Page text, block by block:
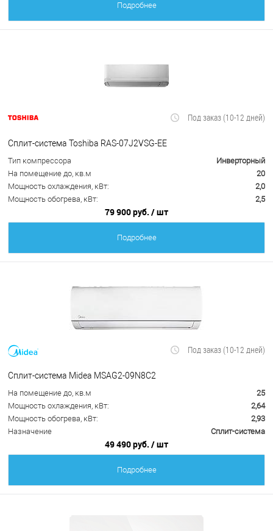
Подробнее
Под заказ (10-12 дней)
Сплит-система Toshiba RAS-07J2VSG-EE
Тип компрессора
Инверторный
На помещение до, кв.м
20
Мощность охлаждения, кВт:
2,0
Мощность обогрева, кВт:
2,5
79 900 руб. / шт
Подробнее
Под заказ (10-12 дней)
Сплит-система Midea MSAG2-09N8C2
На помещение до, кв.м
25
Мощность охлаждения, кВт:
2,64
Мощность обогрева, кВт:
2,93
Назначение
Сплит-система
49 490 руб. / шт
Подробнее